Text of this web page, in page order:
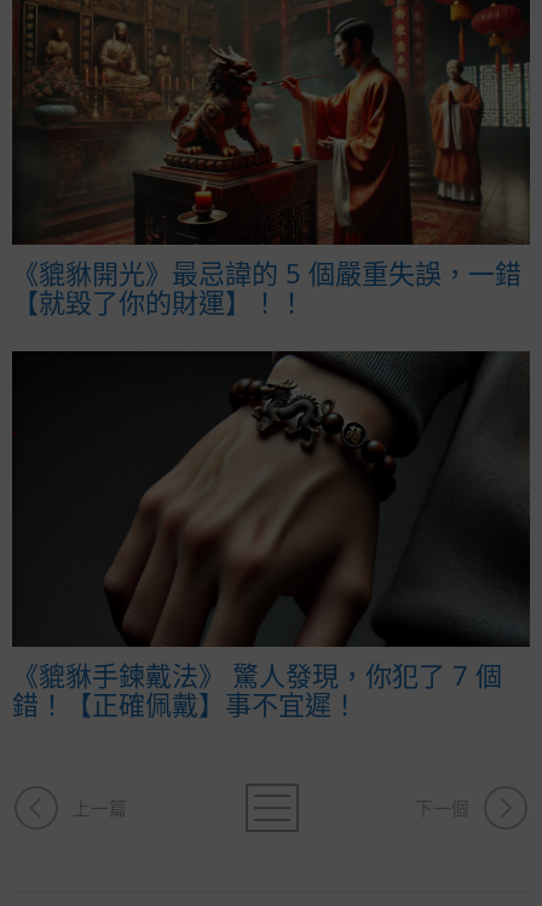
《貔貅開光》最忌諱的 5 個嚴重失誤，一錯
【就毀了你的財運】！！
《貔貅手鍊戴法》 驚人發現，你犯了 7 個
錯！【正確佩戴】事不宜遲！
上一篇 下一個